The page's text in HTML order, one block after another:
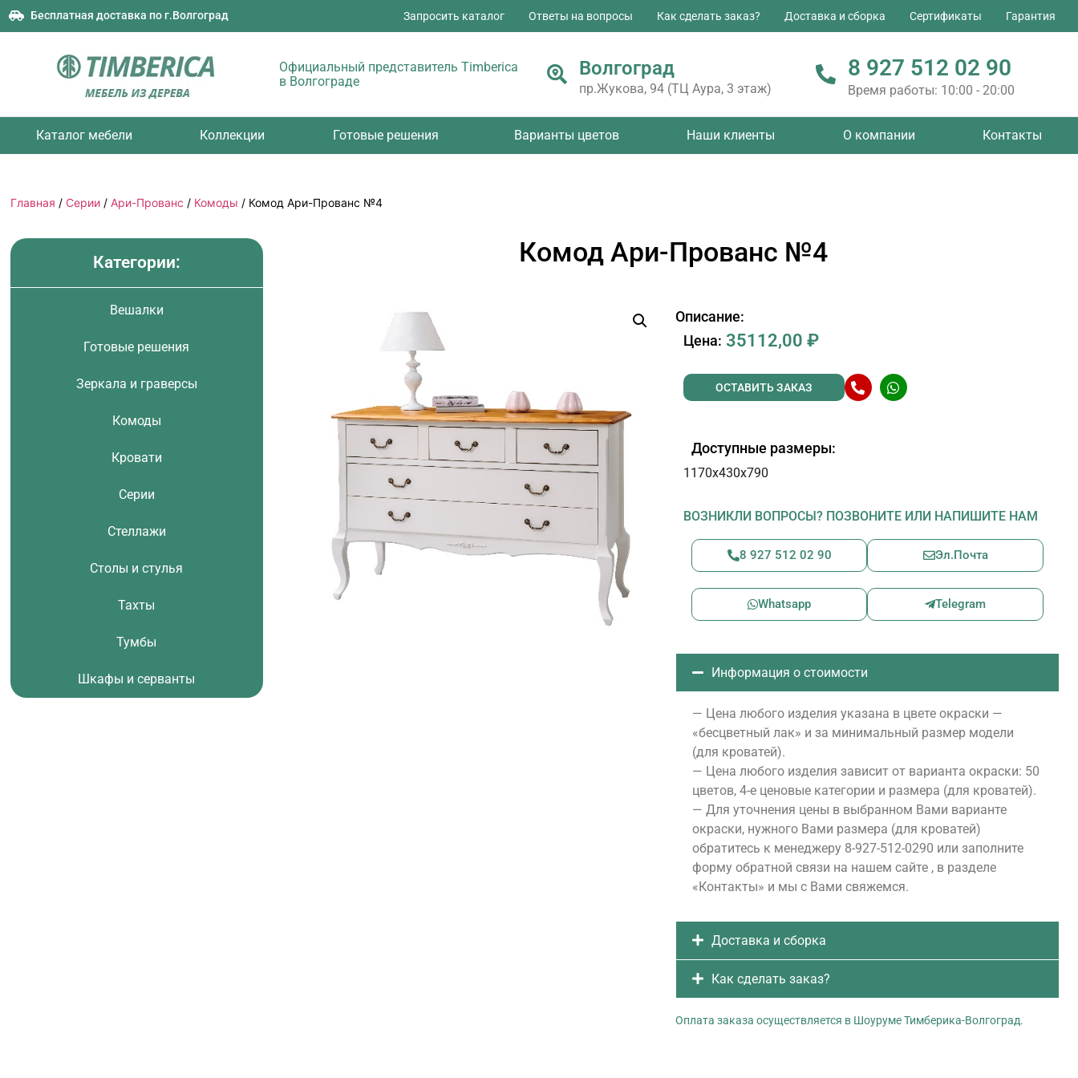
Бесплатная доставка по г.Волгоград Запросить каталог Ответы на вопросы Как сделать заказ? Доставка и сборка Сертификаты Гарантия
Официальный представитель Timberica
в Волгограде
Волгоград
пр.Жукова, 94 (ТЦ Аура, 3 этаж)
8 927 512 02 90
Время работы: 10:00 - 20:00
Каталог мебели Коллекции Готовые решения Варианты цветов Наши клиенты О компании Контакты
Главная / Серии / Ари-Прованс / Комоды / Комод Ари-Прованс №4
Категории:
Вешалки
Готовые решения
Зеркала и граверсы
Комоды
Кровати
Серии
Стеллажи
Столы и стулья
Тахты
Тумбы
Шкафы и серванты
Комод Ари-Прованс №4
Описание:
Цена: 35112,00 ₽
ОСТАВИТЬ ЗАКАЗ
Доступные размеры:
1170х430х790
ВОЗНИКЛИ ВОПРОСЫ? ПОЗВОНИТЕ ИЛИ НАПИШИТЕ НАМ
8 927 512 02 90 Эл.Почта
Whatsapp Telegram
Информация о стоимости
— Цена любого изделия указана в цвете окраски —
«бесцветный лак» и за минимальный размер модели
(для кроватей).
— Цена любого изделия зависит от варианта окраски: 50
цветов, 4-е ценовые категории и размера (для кроватей).
— Для уточнения цены в выбранном Вами варианте
окраски, нужного Вами размера (для кроватей)
обратитесь к менеджеру 8-927-512-0290 или заполните
форму обратной связи на нашем сайте , в разделе
«Контакты» и мы с Вами свяжемся.
Доставка и сборка
Как сделать заказ?
Оплата заказа осуществляется в Шоуруме Тимберика-Волгоград.